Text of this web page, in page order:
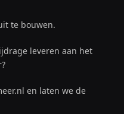
te bouwen.
leveren aan het
en laten we de